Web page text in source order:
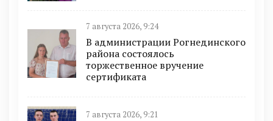
7 августа 2026, 9:24
В администрации Рогнединского
района состоялось
торжественное вручение
сертификата
7 августа 2026, 9:21